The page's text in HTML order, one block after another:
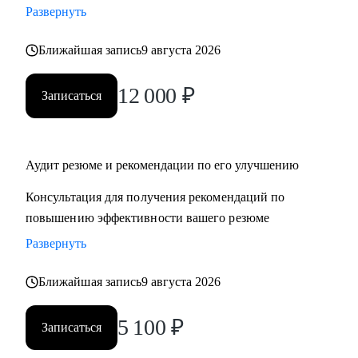
‌‌‌‌‌• избавиться от синдрома самозванца
стрессом и выгоранием
Кому могу помочь:
Руководителям среднего и высшего звена
• HR
• E-commerce
Обращаю внимание, что специализируюсь только на
Развернуть
Ближайшая запись9 августа 2026
Записаться 12 000 ₽
Аудит резюме и рекомендации по его улучшению
Консультация для получения рекомендаций по
повышению эффективности вашего резюме
Развернуть
Ближайшая запись9 августа 2026
Записаться 5 100 ₽